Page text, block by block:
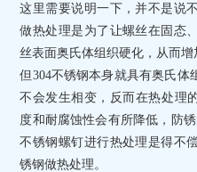
这里需要说明一下，并不是说
做热处理是为了让螺丝在固态
丝表面奥氏体组织硬化，从而增
但304不锈钢本身就具有奥氏体
不会发生相变，反而在热处理
度和耐腐蚀性会有所降低，防
不锈钢螺钉进行热处理是得不
锈钢做热处理。